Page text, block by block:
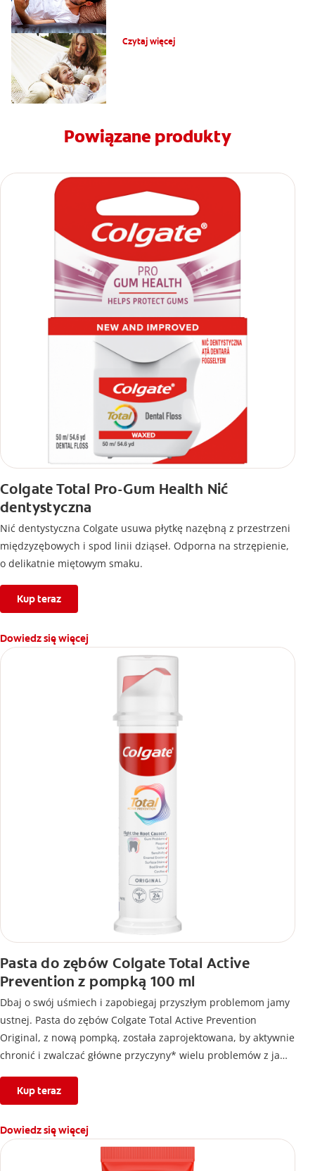
Czytaj więcej
Powiązane produkty
Colgate Total Pro-Gum Health Nić
dentystyczna
Nić dentystyczna Colgate usuwa płytkę nazębną z przestrzeni
międzyzębowych i spod linii dziąseł. Odporna na strzępienie,
o delikatnie miętowym smaku.
Kup teraz
Dowiedz się więcej
Pasta do zębów Colgate Total Active
Prevention z pompką 100 ml
Dbaj o swój uśmiech i zapobiegaj przyszłym problemom jamy
ustnej. Pasta do zębów Colgate Total Active Prevention
Original, z nową pompką, została zaprojektowana, by aktywnie
chronić i zwalczać główne przyczyny* wielu problemów z jamą
godzinną ochronę antybakteryjną¹ i unikalny² system, który
stabilizuje aktywny składnik, zaprojektowany z myślą o
wyższej⁴ skuteczności.
Czyli dokładnie to, czego potrzebujesz, aby chronić swój
Kup teraz
Dowiedz się więcej